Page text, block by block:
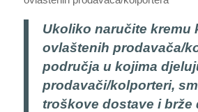
Ukoliko naručite kremu
ovlaštenih prodavača/
područja u kojima
prodavači/kolporteri,
troškove dostave i brže